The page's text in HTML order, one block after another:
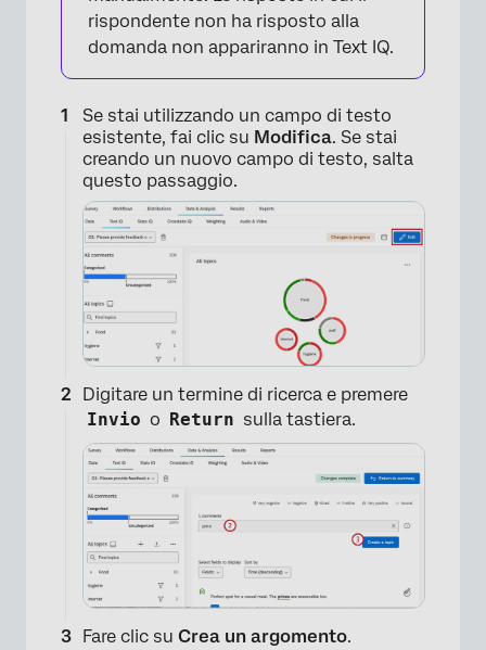
rispondente non ha risposto alla
domanda non appariranno in Text IQ.
Se stai utilizzando un campo di testo
esistente, fai clic su Modifica. Se stai
creando un nuovo campo di testo, salta
questo passaggio.
Digitare un termine di ricerca e premere
Invio o Return sulla tastiera.
Fare clic su Crea un argomento.